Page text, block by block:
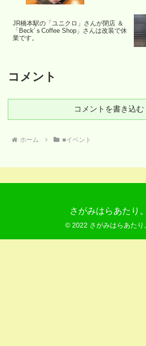
JR橋本駅の「ユニクロ」さんが閉店 ＆
「Beck’ｓCoffee Shop」さんは改装で休
業です。
コメント
コメントを書き込む
ホーム ■イベント
さがみはらあたり。
© 2022 さがみはらあたり